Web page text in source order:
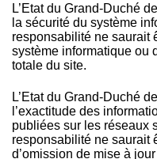
L’Etat du Grand-Duché
la sécurité du système
responsabilité ne saurait
système informatique ou
totale du site.
L’Etat du Grand-Duché
l’exactitude des
publiées sur les réseaux
responsabilité ne saurait
d’omission de mise à